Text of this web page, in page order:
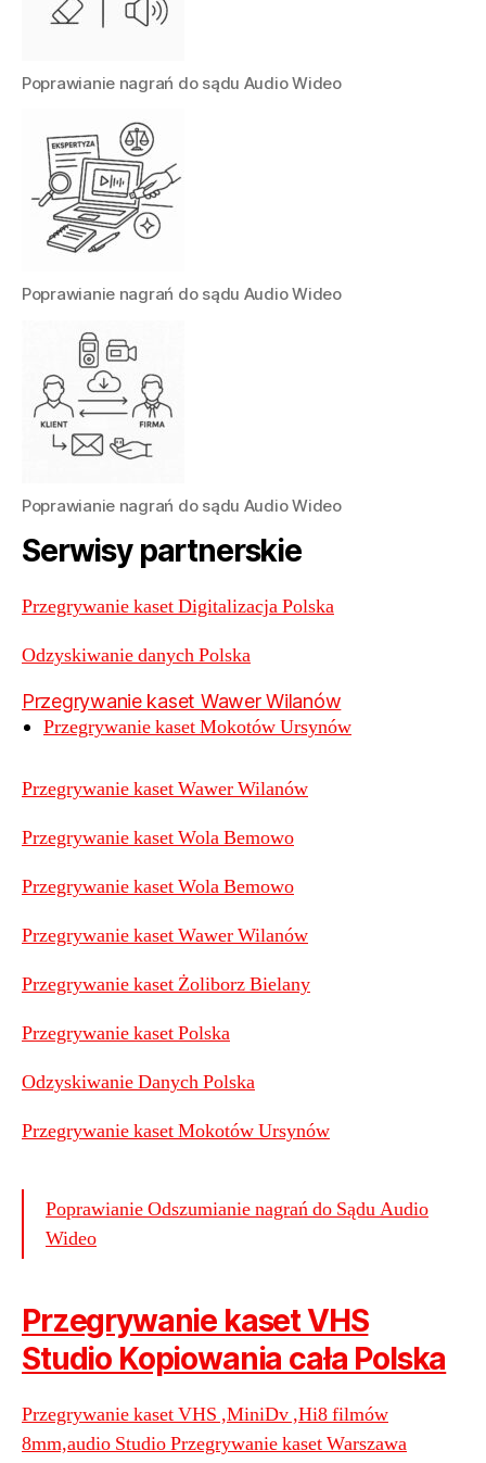
Poprawianie nagrań do sądu Audio Wideo
Poprawianie nagrań do sądu Audio Wideo
Poprawianie nagrań do sądu Audio Wideo
Serwisy partnerskie
Przegrywanie kaset Digitalizacja Polska
Odzyskiwanie danych Polska
Przegrywanie kaset Wawer Wilanów
Przegrywanie kaset Mokotów Ursynów
Przegrywanie kaset Wawer Wilanów
Przegrywanie kaset Wola Bemowo
Przegrywanie kaset Wola Bemowo
Przegrywanie kaset Wawer Wilanów
Przegrywanie kaset Żoliborz Bielany
Przegrywanie kaset Polska
Odzyskiwanie Danych Polska
Przegrywanie kaset Mokotów Ursynów
Poprawianie Odszumianie nagrań do Sądu Audio
Wideo
Przegrywanie kaset VHS
Studio Kopiowania cała Polska
Przegrywanie kaset VHS ,MiniDv ,Hi8 filmów
8mm,audio Studio Przegrywanie kaset Warszawa